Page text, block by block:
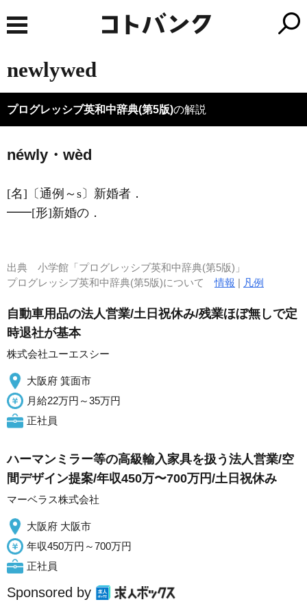
newlywed
プログレッシブ英和中辞典(第5版)の解説
néwly・wèd
[名] 〔通例～s〕新婚者 ．
━━[形]新婚の ．
出典 小学館「プログレッシブ英和中辞典(第5版)」
プログレッシブ英和中辞典(第5版)について情報 | 凡例
自動車用品の法人営業/土日祝休み/残業ほぼ無しで定
時退社が基本
株式会社ユーエスシー
大阪府 箕面市
月給22万円～35万円
正社員
ハーマンミラー等の高級輸入家具を扱う法人営業/空
間デザイン提案/年収450万〜700万円/土日祝休み
マーベラス株式会社
大阪府 大阪市
年収450万円～700万円
正社員
Sponsored by